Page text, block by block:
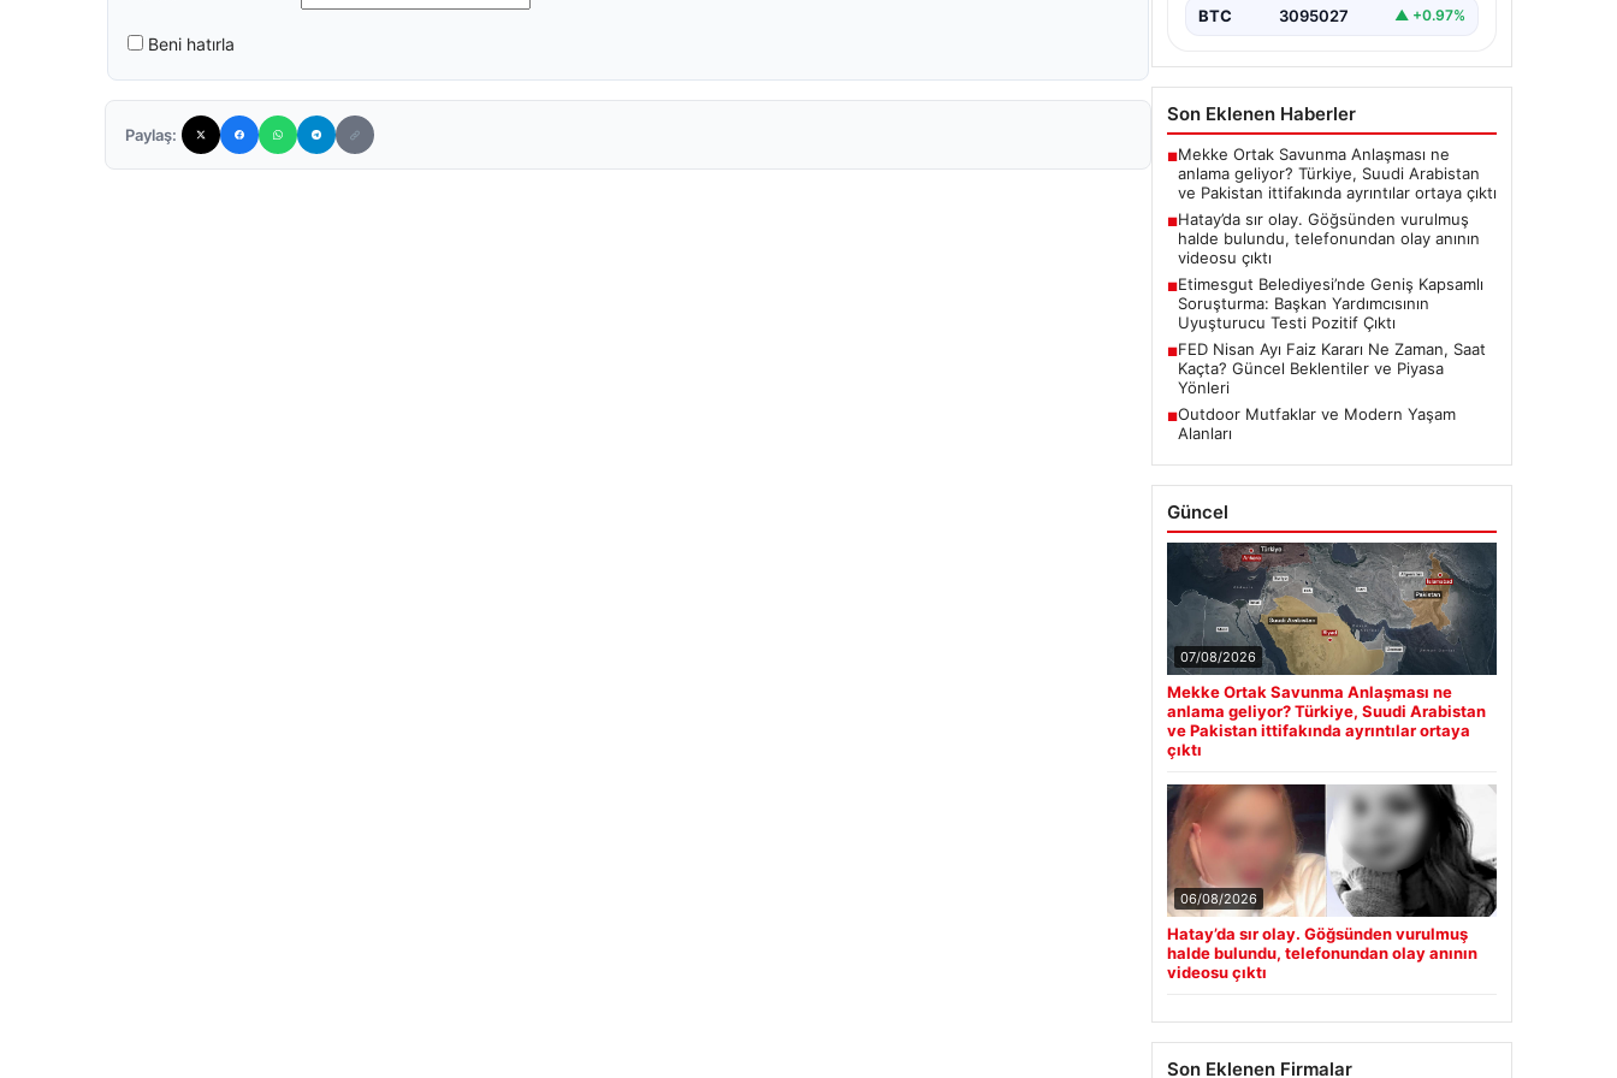
Beni hatırla
Paylaş:
BTC 3095027 ▲ +0.97%
Son Eklenen Haberler
■Mekke Ortak Savunma Anlaşması ne
anlama geliyor? Türkiye, Suudi Arabistan
ve Pakistan ittifakında ayrıntılar ortaya çıktı
■Hatay’da sır olay. Göğsünden vurulmuş
halde bulundu, telefonundan olay anının
videosu çıktı
■Etimesgut Belediyesi’nde Geniş Kapsamlı
Soruşturma: Başkan Yardımcısının
Uyuşturucu Testi Pozitif Çıktı
■FED Nisan Ayı Faiz Kararı Ne Zaman, Saat
Kaçta? Güncel Beklentiler ve Piyasa
Yönleri
■Outdoor Mutfaklar ve Modern Yaşam
Alanları
Güncel
07/08/2026
Mekke Ortak Savunma Anlaşması ne
anlama geliyor? Türkiye, Suudi Arabistan
ve Pakistan ittifakında ayrıntılar ortaya
çıktı
06/08/2026
Hatay’da sır olay. Göğsünden vurulmuş
halde bulundu, telefonundan olay anının
videosu çıktı
Son Eklenen Firmalar